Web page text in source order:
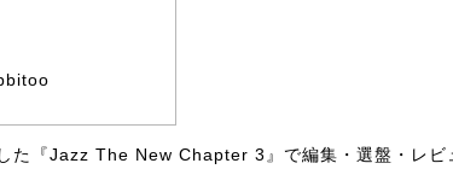
た『Jazz The New Chapter 3』で編集・選盤・レビ